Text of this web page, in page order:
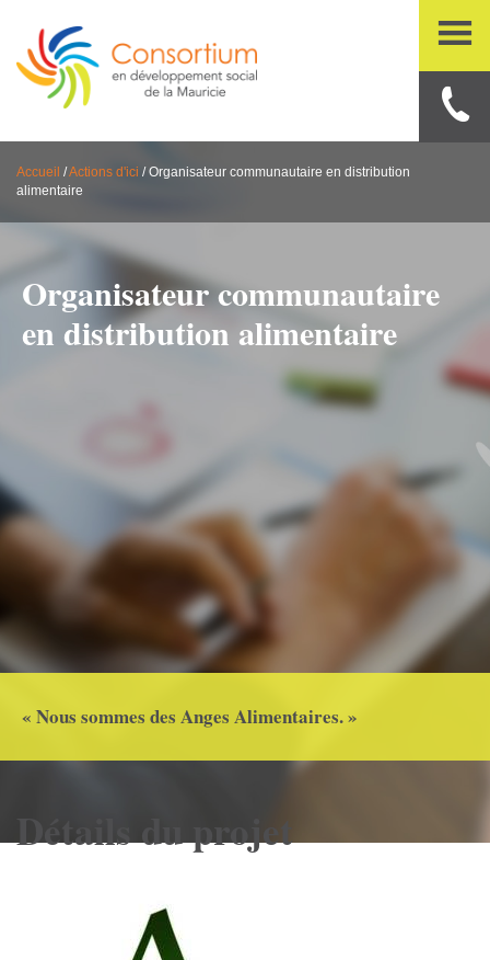
Accueil /Actions d'ici /Organisateur communautaire en distribution
alimentaire
Organisateur communautaire
en distribution alimentaire
« Nous sommes des Anges Alimentaires. »
Détails du projet